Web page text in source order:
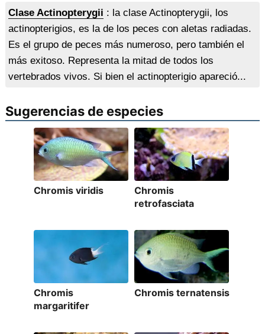
Clase Actinopterygii : la clase Actinopterygii, los
actinopterigios, es la de los peces con aletas radiadas.
Es el grupo de peces más numeroso, pero también el
más exitoso. Representa la mitad de todos los
vertebrados vivos. Si bien el actinopterigio apareció...
Sugerencias de especies
Chromis viridis
Chromis
retrofasciata
Chromis
margaritifer
Chromis ternatensis